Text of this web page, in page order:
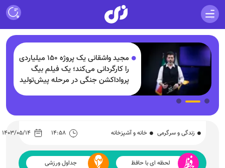
مجید واشقانی یک پروژه ۱۵۰ میلیاردی
را کارگردانی می‌کند؛ یک فیلم بیگ
پرواداکشن جنگی در مرحله پیش‌تولید
زندگی و سرگرمی خانه و آشپزخانه ۱۴:۵۸ ۱۴۰۳/۰۵/۱۴
لحظه ای با حافظ جداول ورزشی